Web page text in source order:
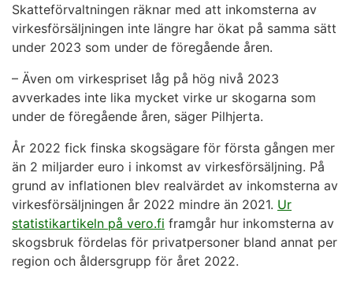
Skatteförvaltningen räknar med att inkomsterna av
virkesförsäljningen inte längre har ökat på samma sätt
under 2023 som under de föregående åren.
– Även om virkespriset låg på hög nivå 2023
avverkades inte lika mycket virke ur skogarna som
under de föregående åren, säger Pilhjerta.
År 2022 fick finska skogsägare för första gången mer
än 2 miljarder euro i inkomst av virkesförsäljning. På
grund av inflationen blev realvärdet av inkomsterna av
virkesförsäljningen år 2022 mindre än 2021. Ur
statistikartikeln på vero.fi framgår hur inkomsterna av
skogsbruk fördelas för privatpersoner bland annat per
region och åldersgrupp för året 2022.